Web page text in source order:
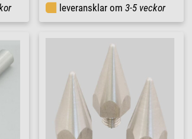
leveransklar om 3-5 veckor